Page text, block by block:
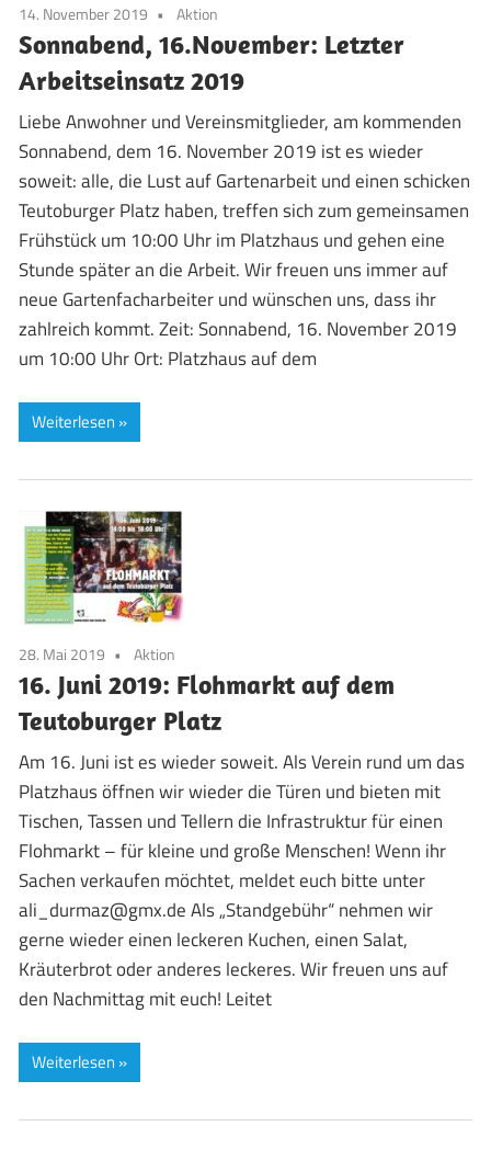
14. November 2019 Aktion
Sonnabend, 16.November: Letzter
Arbeitseinsatz 2019
Liebe Anwohner und Vereinsmitglieder, am kommenden
Sonnabend, dem 16. November 2019 ist es wieder
soweit: alle, die Lust auf Gartenarbeit und einen schicken
Teutoburger Platz haben, treffen sich zum gemeinsamen
Frühstück um 10:00 Uhr im Platzhaus und gehen eine
Stunde später an die Arbeit. Wir freuen uns immer auf
neue Gartenfacharbeiter und wünschen uns, dass ihr
zahlreich kommt. Zeit: Sonnabend, 16. November 2019
um 10:00 Uhr Ort: Platzhaus auf dem
Weiterlesen
28. Mai 2019 Aktion
16. Juni 2019: Flohmarkt auf dem
Teutoburger Platz
Am 16. Juni ist es wieder soweit. Als Verein rund um das
Platzhaus öffnen wir wieder die Türen und bieten mit
Tischen, Tassen und Tellern die Infrastruktur für einen
Flohmarkt – für kleine und große Menschen! Wenn ihr
Sachen verkaufen möchtet, meldet euch bitte unter
ali_durmaz@gmx.de Als „Standgebühr“ nehmen wir
gerne wieder einen leckeren Kuchen, einen Salat,
Kräuterbrot oder anderes leckeres. Wir freuen uns auf
den Nachmittag mit euch! Leitet
Weiterlesen